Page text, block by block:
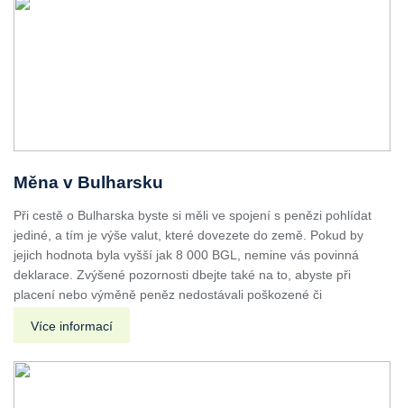
Měna v Bulharsku
Při cestě o Bulharska byste si měli ve spojení s penězi pohlídat
jediné, a tím je výše valut, které dovezete do země. Pokud by
jejich hodnota byla vyšší jak 8 000 BGL, nemine vás povinná
deklarace. Zvýšené pozornosti dbejte také na to, abyste při
placení nebo výměně peněz nedostávali poškozené či
Více informací